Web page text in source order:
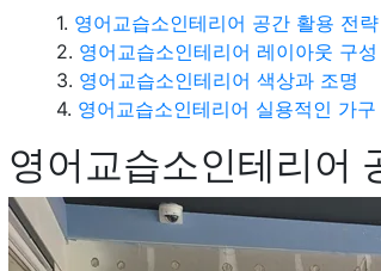
영어교습소인테리어 공간 활용 전략
영어교습소인테리어 레이아웃 구성
영어교습소인테리어 색상과 조명
영어교습소인테리어 실용적인 가구
영어교습소인테리어